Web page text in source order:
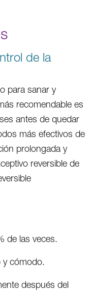
de la
para sanar y
recomendable es
antes de quedar
más efectivos de
prolongada y
reversible de
de las veces.
y cómodo.
después del